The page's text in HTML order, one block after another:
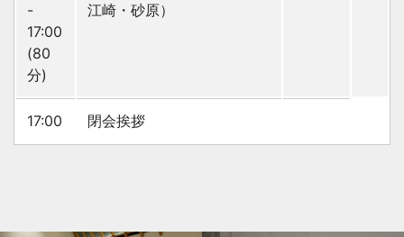
-
17:00
(80
分)
江崎・砂原）
17:00 閉会挨拶